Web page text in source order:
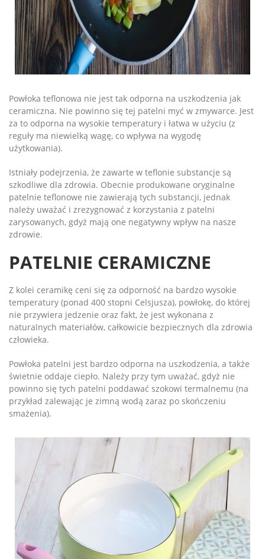
Powłoka teflonowa nie jest tak odporna na uszkodzenia jak
ceramiczna. Nie powinno się tej patelni myć w zmywarce. Jest
za to odporna na wysokie temperatury i łatwa w użyciu (z
reguły ma niewielką wagę, co wpływa na wygodę
użytkowania).
Istniały podejrzenia, że zawarte w teflonie substancje są
szkodliwe dla zdrowia. Obecnie produkowane oryginalne
patelnie teflonowe nie zawierają tych substancji, jednak
należy uważać i zrezygnować z korzystania z patelni
zarysowanych, gdyż mają one negatywny wpływ na nasze
zdrowie.
PATELNIE CERAMICZNE
Z kolei ceramikę ceni się za odporność na bardzo wysokie
temperatury (ponad 400 stopni Celsjusza), powłokę, do której
nie przywiera jedzenie oraz fakt, że jest wykonana z
naturalnych materiałów, całkowicie bezpiecznych dla zdrowia
człowieka.
Powłoka patelni jest bardzo odporna na uszkodzenia, a także
świetnie oddaje ciepło. Należy przy tym uważać, gdyż nie
powinno się tych patelni poddawać szokowi termalnemu (na
przykład zalewając je zimną wodą zaraz po skończeniu
smażenia).